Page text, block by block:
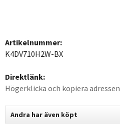
Artikelnummer:
K4DV710H2W-BX
Direktlänk:
Högerklicka och kopiera adressen
Andra har även köpt